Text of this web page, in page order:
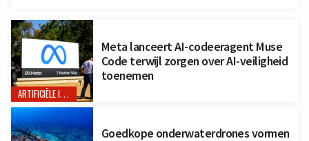
ARTIFICIËLE INTELLIGENTIE
Meta lanceert AI-codeeragent Muse
Code terwijl zorgen over AI-veiligheid
toenemen
Goedkope onderwaterdrones vormen